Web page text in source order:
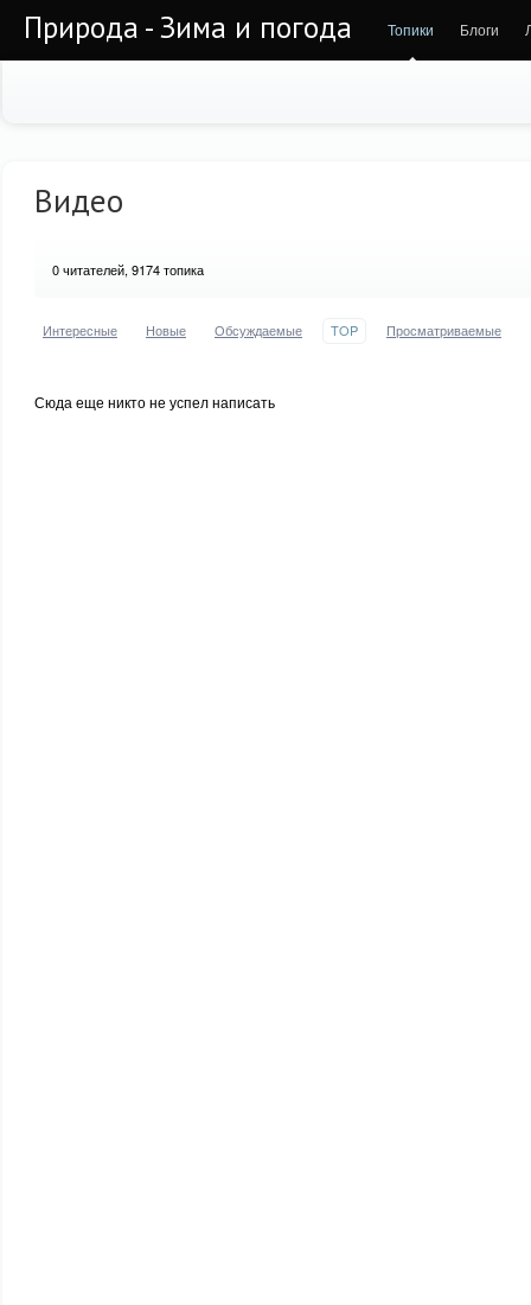
Природа - Зима и погода Топики Блоги
Видео
0читателей, 9174 топика
Интересные Новые Обсуждаемые TOP Просматриваемые
Сюда еще никто не успел написать